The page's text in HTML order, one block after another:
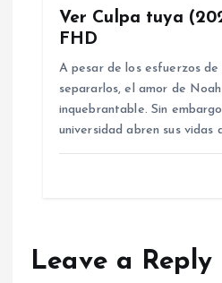
Ver Culpa tuya
FHD
A pesar de los esfuerzos de
separarlos, el amor de
inquebrantable. Sin
universidad abren sus vidas
Leave a Reply